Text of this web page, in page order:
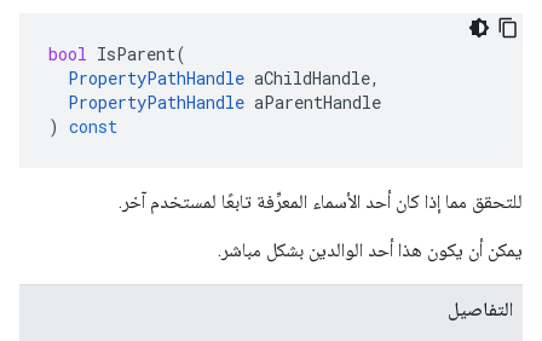
bool IsParent(
PropertyPathHandle aChildHandle,
PropertyPathHandle aParentHandle
) const
للتحقق مما إذا كان أحد الأسماء المعرِّفة تابعًا لمستخدم آخر.
يمكن أن يكون هذا أحد الوالدين بشكل مباشر.
التفاصيل